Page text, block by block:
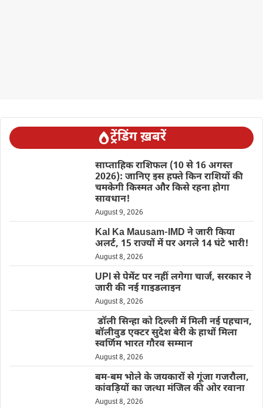
ट्रेंडिंग ख़बरें
साप्ताहिक राशिफल (10 से 16 अगस्त
2026): जानिए इस हफ्ते किन राशियों की
चमकेगी किस्मत और किसे रहना होगा
सावधान!
August 9, 2026
Kal Ka Mausam-IMD ने जारी किया
अलर्ट, 15 राज्यों में पर अगले 14 घंटे भारी!
August 8, 2026
UPI से पेमेंट पर नहीं लगेगा चार्ज, सरकार ने
जारी की नई गाइडलाइन
August 8, 2026
डॉली सिन्हा को दिल्ली में मिली नई पहचान,
बॉलीवुड एक्टर सुदेश बेरी के हाथों मिला
स्वर्णिम भारत गौरव सम्मान
August 8, 2026
बम-बम भोले के जयकारों से गूंजा गजरौला,
कांवड़ियों का जत्था मंजिल की ओर रवाना
August 8, 2026